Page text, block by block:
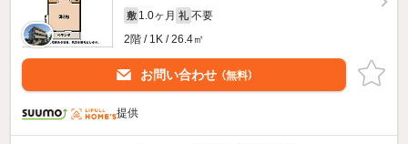
敷 1.0ヶ月 礼 不要
2階 / 1K / 26.4㎡
お問い合わせ （無料）
提供